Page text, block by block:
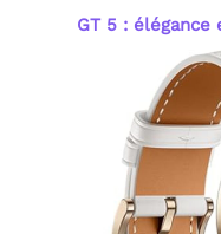
GT 5 :